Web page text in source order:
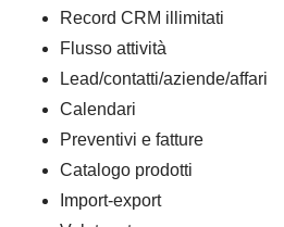
Record CRM illimitati
Flusso attività
Lead/contatti/aziende/affari
Calendari
Preventivi e fatture
Catalogo prodotti
Import-export